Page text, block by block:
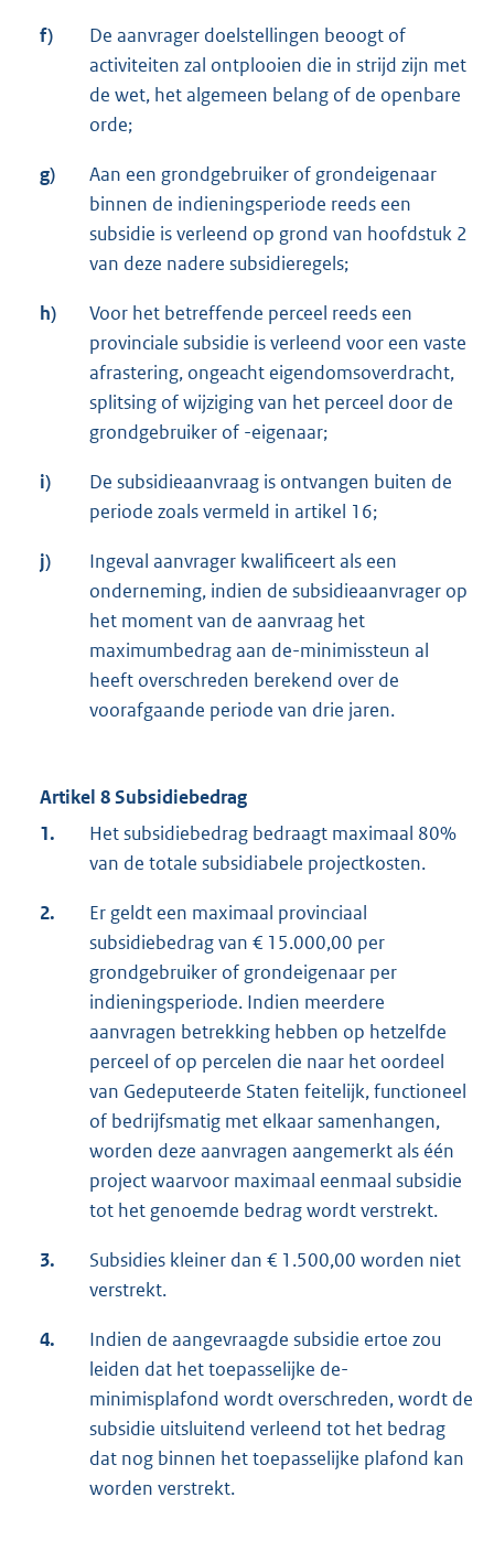
f)
De aanvrager doelstellingen beoogt of
activiteiten zal ontplooien die in strijd zijn met
de wet, het algemeen belang of de openbare
orde;
g)
Aan een grondgebruiker of grondeigenaar
binnen de indieningsperiode reeds een
subsidie is verleend op grond van hoofdstuk 2
van deze nadere subsidieregels;
h)
Voor het betreffende perceel reeds een
provinciale subsidie is verleend voor een vaste
afrastering, ongeacht eigendomsoverdracht,
splitsing of wijziging van het perceel door de
grondgebruiker of -eigenaar;
i)
De subsidieaanvraag is ontvangen buiten de
periode zoals vermeld in artikel 16;
j)
Ingeval aanvrager kwalificeert als een
onderneming, indien de subsidieaanvrager op
het moment van de aanvraag het
maximumbedrag aan de-minimissteun al
heeft overschreden berekend over de
voorafgaande periode van drie jaren.
Artikel 8 Subsidiebedrag
1.
Het subsidiebedrag bedraagt maximaal 80%
van de totale subsidiabele projectkosten.
2.
Er geldt een maximaal provinciaal
subsidiebedrag van € 15.000,00 per
grondgebruiker of grondeigenaar per
indieningsperiode. Indien meerdere
aanvragen betrekking hebben op hetzelfde
perceel of op percelen die naar het oordeel
van Gedeputeerde Staten feitelijk, functioneel
of bedrijfsmatig met elkaar samenhangen,
worden deze aanvragen aangemerkt als één
project waarvoor maximaal eenmaal subsidie
tot het genoemde bedrag wordt verstrekt.
3.
Subsidies kleiner dan € 1.500,00 worden niet
verstrekt.
4.
Indien de aangevraagde subsidie ertoe zou
leiden dat het toepasselijke de-
minimisplafond wordt overschreden, wordt de
subsidie uitsluitend verleend tot het bedrag
dat nog binnen het toepasselijke plafond kan
worden verstrekt.